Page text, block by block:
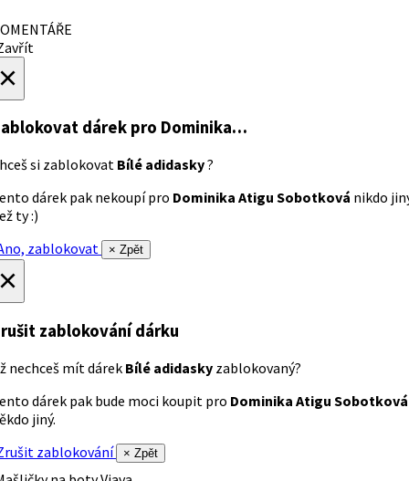
dárek pro Dominika…
si zablokovat Bílé adidasky?
dárek pak nekoupí pro Dominika Atigu Sobotková nikdo
ty :)
zablokovat
× Zpět
zablokování dárku
nechceš mít dárek Bílé adidasky zablokovaný?
dárek pak bude moci koupit pro Dominika Atigu Sobotková
jiný.
zablokování
× Zpět